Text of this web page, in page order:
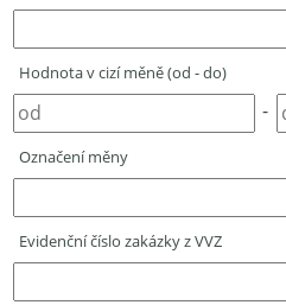
Hodnota v cizí měně (od - do)
-
Označení měny
Evidenční číslo zakázky z VVZ